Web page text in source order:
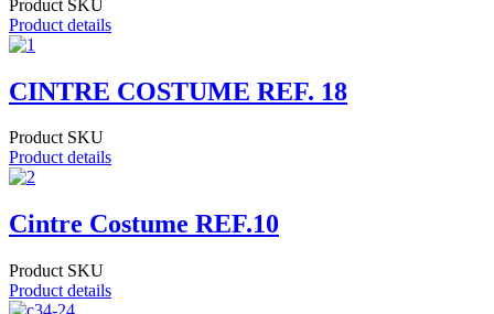
Product SKU
Product details
CINTRE COSTUME REF. 18
Product SKU
Product details
Cintre Costume REF.10
Product SKU
Product details